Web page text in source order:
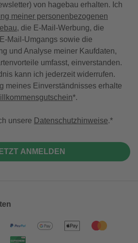
von hagebau erhalten. Ich
meiner personenbezogenen
, die E-Mail-Werbung, die
Mail-Umgangs sowie die
und Analyse meiner Kaufdaten,
umfasst, einverstanden.
kann ich jederzeit widerrufen.
meines Einverständnisses erhalte
*.
unsere Datenschutzhinweise.
ANMELDEN